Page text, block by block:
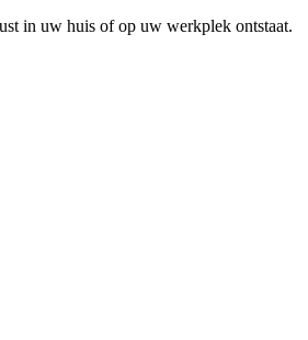
in uw huis of op uw werkplek ontstaat.